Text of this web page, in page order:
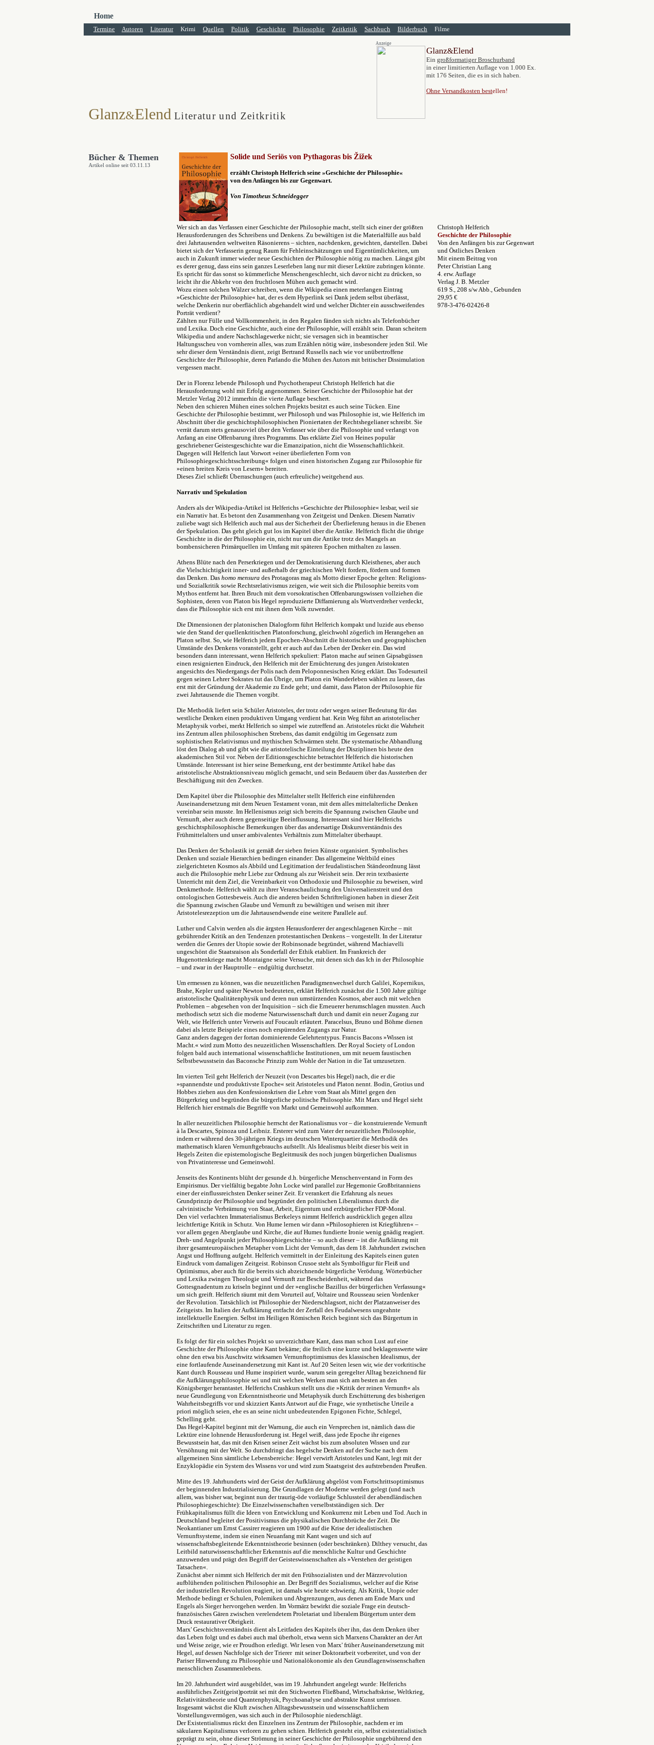
Home
Termine Autoren Literatur Krimi Quellen Politik Geschichte Philosophie Zeitkritik Sachbuch Bilderbuch Filme
Glanz&Elend Literatur und Zeitkritik
Anzeige
Glanz&Elend
Ein großformatiger Broschurband
in einer limitierten Auflage von 1.000 Ex.
mit 176 Seiten, die es in sich haben.
Ohne Versandkosten bestellen!
Bücher & Themen
Artikel online seit 03.11.13
Solide und Seriös von Pythagoras bis Žižek
erzählt Christoph Helferich seine »Geschichte der Philosophie«
von den Anfängen bis zur Gegenwart.
Von Timotheus Schneidegger
Wer sich an das Verfassen einer Geschichte der Philosophie macht, stellt sich einer der größten
Herausforderungen des Schreibens und Denkens. Zu bewältigen ist die Materialfülle aus bald
drei Jahrtausenden weltweiten Räsonierens – sichten, nachdenken, gewichten, darstellen. Dabei
bietet sich der Verfasserin genug Raum für Fehleinschätzungen und Eigentümlichkeiten, um
auch in Zukunft immer wieder neue Geschichten der Philosophie nötig zu machen. Längst gibt
es derer genug, dass eins sein ganzes Leserleben lang nur mit dieser Lektüre zubringen könnte.
Es spricht für das sonst so kümmerliche Menschengeschlecht, sich davor nicht zu drücken, so
leicht ihr die Abkehr von den fruchtlosen Mühen auch gemacht wird.
Wozu einen solchen Wälzer schreiben, wenn die Wikipedia einen meterlangen Eintrag
»Geschichte der Philosophie« hat, der es dem Hyperlink sei Dank jedem selbst überlässt,
welche Denkerin nur oberflächlich abgehandelt wird und welcher Dichter ein ausschweifendes
Porträt verdient?
Zählten nur Fülle und Vollkommenheit, in den Regalen fänden sich nichts als Telefonbücher
und Lexika. Doch eine Geschichte, auch eine der Philosophie, will erzählt sein. Daran scheitern
Wikipedia und andere Nachschlagewerke nicht; sie versagen sich in beamtischer
Haltungsscheu von vornherein alles, was zum Erzählen nötig wäre, insbesondere jeden Stil. Wie
sehr dieser dem Verständnis dient, zeigt Bertrand Russells nach wie vor unübertroffene
Geschichte der Philosophie, deren Parlando die Mühen des Autors mit britischer Dissimulation
vergessen macht.
Der in Florenz lebende Philosoph und Psychotherapeut Christoph Helferich hat die
Herausforderung wohl mit Erfolg angenommen. Seiner Geschichte der Philosophie hat der
Metzler Verlag 2012 immerhin die vierte Auflage beschert.
Neben den schieren Mühen eines solchen Projekts besitzt es auch seine Tücken. Eine
Geschichte der Philosophie bestimmt, wer Philosoph und was Philosophie ist, wie Helferich im
Abschnitt über die geschichtsphilosophischen Pioniertaten der Rechtshegelianer schreibt. Sie
verrät darum stets genausoviel über den Verfasser wie über die Philosophie und verlangt von
Anfang an eine Offenbarung ihres Programms. Das erklärte Ziel von Heines populär
geschriebener Geistesgeschichte war die Emanzipation, nicht die Wissenschaftlichkeit.
Dagegen will Helferich laut Vorwort »einer überlieferten Form von
Philosophiegeschichtsschreibung« folgen und einen historischen Zugang zur Philosophie für
»einen breiten Kreis von Lesern« bereiten.
Dieses Ziel schließt Überraschungen (auch erfreuliche) weitgehend aus.
Narrativ und Spekulation
Anders als der Wikipedia-Artikel ist Helferichs »Geschichte der Philosophie« lesbar, weil sie
ein Narrativ hat. Es betont den Zusammenhang von Zeitgeist und Denken. Diesem Narrativ
zuliebe wagt sich Helferich auch mal aus der Sicherheit der Überlieferung heraus in die Ebenen
der Spekulation. Das geht gleich gut los im Kapitel über die Antike. Helferich flicht die übrige
Geschichte in die der Philosophie ein, nicht nur um die Antike trotz des Mangels an
bombensicheren Primärquellen im Umfang mit späteren Epochen mithalten zu lassen.
Athens Blüte nach den Perserkriegen und der Demokratisierung durch Kleisthenes, aber auch
die Vielschichtigkeit inner- und außerhalb der griechischen Welt fordern, fördern und formen
das Denken. Das homo mensura des Protagoras mag als Motto dieser Epoche gelten: Religions-
und Sozialkritik sowie Rechtsrelativismus zeigen, wie weit sich die Philosophie bereits vom
Mythos entfernt hat. Ihren Bruch mit dem vorsokratischen Offenbarungswissen vollziehen die
Sophisten, deren von Platon bis Hegel reproduzierte Diffamierung als Wortverdreher verdeckt,
dass die Philosophie sich erst mit ihnen dem Volk zuwendet.
Die Dimensionen der platonischen Dialogform führt Helferich kompakt und luzide aus ebenso
wie den Stand der quellenkritischen Platonforschung, gleichwohl zögerlich im Herangehen an
Platon selbst. So, wie Helferich jedem Epochen-Abschnitt die historischen und geographischen
Umstände des Denkens voranstellt, geht er auch auf das Leben der Denker ein. Das wird
besonders dann interessant, wenn Helferich spekuliert: Platon mache auf seinen Gipsabgüssen
einen resignierten Eindruck, den Helferich mit der Ernüchterung des jungen Aristokraten
angesichts des Niedergangs der Polis nach dem Peloponnesischen Krieg erklärt. Das Todesurteil
gegen seinen Lehrer Sokrates tut das Übrige, um Platon ein Wanderleben wählen zu lassen, das
erst mit der Gründung der Akademie zu Ende geht; und damit, dass Platon der Philosophie für
zwei Jahrtausende die Themen vorgibt.
Die Methodik liefert sein Schüler Aristoteles, der trotz oder wegen seiner Bedeutung für das
westliche Denken einen produktiven Umgang verdient hat. Kein Weg führt an aristotelischer
Metaphysik vorbei, merkt Helferich so simpel wie zutreffend an. Aristoteles rückt die Wahrheit
ins Zentrum allen philosophischen Strebens, das damit endgültig im Gegensatz zum
sophistischen Relativismus und mythischen Schwärmen steht. Die systematische Abhandlung
löst den Dialog ab und gibt wie die aristotelische Einteilung der Disziplinen bis heute den
akademischen Stil vor. Neben der Editionsgeschichte betrachtet Helferich die historischen
Umstände. Interessant ist hier seine Bemerkung, erst der bestimmte Artikel habe das
aristotelische Abstraktionsniveau möglich gemacht, und sein Bedauern über das Aussterben der
Beschäftigung mit den Zwecken.
Dem Kapitel über die Philosophie des Mittelalter stellt Helferich eine einführenden
Auseinandersetzung mit dem Neuen Testament voran, mit dem alles mittelalterliche Denken
vereinbar sein musste. Im Hellenismus zeigt sich bereits die Spannung zwischen Glaube und
Vernunft, aber auch deren gegenseitige Beeinflussung. Interessant sind hier Helferichs
geschichtsphilosophische Bemerkungen über das andersartige Diskursverständnis des
Frühmittelalters und unser ambivalentes Verhältnis zum Mittelalter überhaupt.
Das Denken der Scholastik ist gemäß der sieben freien Künste organisiert. Symbolisches
Denken und soziale Hierarchien bedingen einander: Das allgemeine Weltbild eines
zielgerichteten Kosmos als Abbild und Legitimation der feudalistischen Ständeordnung lässt
auch die Philosophie mehr Liebe zur Ordnung als zur Weisheit sein. Der rein textbasierte
Unterricht mit dem Ziel, die Vereinbarkeit von Orthodoxie und Philosophie zu beweisen, wird
Denkmethode. Helferich wählt zu ihrer Veranschaulichung den Universalienstreit und den
ontologischen Gottesbeweis. Auch die anderen beiden Schriftreligionen haben in dieser Zeit
die Spannung zwischen Glaube und Vernunft zu bewältigen und weisen mit ihrer
Aristotelesrezeption um die Jahrtausendwende eine weitere Parallele auf.
Luther und Calvin werden als die ärgsten Herausforderer der angeschlagenen Kirche – mit
gebührender Kritik an den Tendenzen protestantischen Denkens – vorgestellt. In der Literatur
werden die Genres der Utopie sowie der Robinsonade begründet, während Machiavelli
ungeschönt die Staatsraison als Sonderfall der Ethik etabliert. Im Frankreich der
Hugenottenkriege macht Montaigne seine Versuche, mit denen sich das Ich in der Philosophie
– und zwar in der Hauptrolle – endgültig durchsetzt.
Um ermessen zu können, was die neuzeitlichen Paradigmenwechsel durch Galilei, Kopernikus,
Brahe, Kepler und später Newton bedeuteten, erklärt Helferich zunächst die 1.500 Jahre gültige
aristotelische Qualitätenphysik und deren nun umstürzenden Kosmos, aber auch mit welchen
Problemen – abgesehen von der Inquisition – sich die Erneuerer herumschlagen mussten. Auch
methodisch setzt sich die moderne Naturwissenschaft durch und damit ein neuer Zugang zur
Welt, wie Helferich unter Verweis auf Foucault erläutert. Paracelsus, Bruno und Böhme dienen
dabei als letzte Beispiele eines noch erspürenden Zugangs zur Natur.
Ganz anders dagegen der fortan dominierende Gelehrtentypus. Francis Bacons »Wissen ist
Macht.« wird zum Motto des neuzeitlichen Wissenschaftlers. Der Royal Society of London
folgen bald auch international wissenschaftliche Institutionen, um mit neuem faustischen
Selbstbewusstsein das Baconsche Prinzip zum Wohle der Nation in die Tat umzusetzen.
Im vierten Teil geht Helferich der Neuzeit (von Descartes bis Hegel) nach, die er die
»spannendste und produktivste Epoche« seit Aristoteles und Platon nennt. Bodin, Grotius und
Hobbes ziehen aus den Konfessionskrisen die Lehre vom Staat als Mittel gegen den
Bürgerkrieg und begründen die bürgerliche politische Philosophie. Mit Marx und Hegel sieht
Helferich hier erstmals die Begriffe von Markt und Gemeinwohl aufkommen.
In aller neuzeitlichen Philosophie herrscht der Rationalismus vor – die konstruierende Vernunft
à la Descartes, Spinoza und Leibniz. Ersterer wird zum Vater der neuzeitlichen Philosophie,
indem er während des 30-jährigen Kriegs im deutschen Winterquartier die Methodik des
mathematisch klaren Vernunftgebrauchs aufstellt. Als Idealismus bleibt dieser bis weit in
Hegels Zeiten die epistemologische Begleitmusik des noch jungen bürgerlichen Dualismus
von Privatinteresse und Gemeinwohl.
Jenseits des Kontinents blüht der gesunde d.h. bürgerliche Menschenverstand in Form des
Empirismus. Der vielfältig begabte John Locke wird parallel zur Hegemonie Großbritanniens
einer der einflussreichsten Denker seiner Zeit. Er verankert die Erfahrung als neues
Grundprinzip der Philosophie und begründet den politischen Liberalismus durch die
calvinistische Verbrämung von Staat, Arbeit, Eigentum und erzbürgerlicher FDP-Moral.
Den viel verlachten Immaterialismus Berkeleys nimmt Helferich ausdrücklich gegen allzu
leichtfertige Kritik in Schutz. Von Hume lernen wir dann »Philosophieren ist Kriegführen« –
vor allem gegen Aberglaube und Kirche, die auf Humes fundierte Ironie wenig gnädig reagiert.
Dreh- und Angelpunkt jeder Philosophiegeschichte – so auch dieser – ist die Aufklärung mit
ihrer gesamteuropäischen Metapher vom Licht der Vernunft, das dem 18. Jahrhundert zwischen
Angst und Hoffnung aufgeht. Helferich vermittelt in der Einleitung des Kapitels einen guten
Eindruck vom damaligen Zeitgeist. Robinson Crusoe steht als Symbolfigur für Fleiß und
Optimismus, aber auch für die bereits sich abzeichnende bürgerliche Verödung. Wörterbücher
und Lexika zwingen Theologie und Vernunft zur Bescheidenheit, während das
Gottesgnadentum zu kriseln beginnt und der »englische Bazillus der bürgerlichen Verfassung«
um sich greift. Helferich räumt mit dem Vorurteil auf, Voltaire und Rousseau seien Vordenker
der Revolution. Tatsächlich ist Philosophie der Niederschlagsort, nicht der Platzanweiser des
Zeitgeists. Im Italien der Aufklärung entfacht der Zerfall des Feudalwesens ungeahnte
intellektuelle Energien. Selbst im Heiligen Römischen Reich beginnt sich das Bürgertum in
Zeitschriften und Literatur zu regen.
Es folgt der für ein solches Projekt so unverzichtbare Kant, dass man schon Lust auf eine
Geschichte der Philosophie ohne Kant bekäme; die freilich eine kurze und beklagenswerte wäre
ohne den etwa bis Auschwitz wirksamen Vernunftoptimismus des klassischen Idealismus, der
eine fortlaufende Auseinandersetzung mit Kant ist. Auf 20 Seiten lesen wir, wie der vorkritische
Kant durch Rousseau und Hume inspiriert wurde, warum sein geregelter Alltag bezeichnend für
die Aufklärungsphilosophie sei und mit welchen Werken man sich am besten an den
Königsberger herantastet. Helferichs Crashkurs stellt uns die »Kritik der reinen Vernunft« als
neue Grundlegung von Erkenntnistheorie und Metaphysik durch Erschütterung des bisherigen
Wahrheitsbegriffs vor und skizziert Kants Antwort auf die Frage, wie synthetische Urteile a
priori möglich seien, ehe es an seine nicht unbedeutenden Epigonen Fichte, Schlegel,
Schelling geht.
Das Hegel-Kapitel beginnt mit der Warnung, die auch ein Versprechen ist, nämlich dass die
Lektüre eine lohnende Herausforderung ist. Hegel weiß, dass jede Epoche ihr eigenes
Bewusstsein hat, das mit den Krisen seiner Zeit wächst bis zum absoluten Wissen und zur
Versöhnung mit der Welt. So durchdringt das hegelsche Denken auf der Suche nach dem
allgemeinen Sinn sämtliche Lebensbereiche: Hegel verwirft Aristoteles und Kant, legt mit der
Enzyklopädie ein System des Wissens vor und wird zum Staatsgeist des aufstrebenden Preußen.
Mitte des 19. Jahrhunderts wird der Geist der Aufklärung abgelöst vom Fortschrittsoptimismus
der beginnenden Industrialisierung. Die Grundlagen der Moderne werden gelegt (und nach
allem, was bisher war, beginnt nun der traurig-öde vorläufige Schlussteil der abendländischen
Philosophiegeschichte): Die Einzelwissenschaften verselbstständigen sich. Der
Frühkapitalismus füllt die Ideen von Entwicklung und Konkurrenz mit Leben und Tod. Auch in
Deutschland begleitet der Positivismus die physikalischen Durchbrüche der Zeit. Die
Neokantianer um Ernst Cassirer reagieren um 1900 auf die Krise der idealistischen
Vernunftsysteme, indem sie einen Neuanfang mit Kant wagen und sich auf
wissenschaftsbegleitende Erkenntnistheorie besinnen (oder beschränken). Dilthey versucht, das
Leitbild naturwissenschaftlicher Erkenntnis auf die menschliche Kultur und Geschichte
anzuwenden und prägt den Begriff der Geisteswissenschaften als »Verstehen der geistigen
Tatsachen«.
Zunächst aber nimmt sich Helferich der mit den Frühsozialisten und der Märzrevolution
aufblühenden politischen Philosophie an. Der Begriff des Sozialismus, welcher auf die Krise
der industriellen Revolution reagiert, ist damals wie heute schwierig. Als Kritik, Utopie oder
Methode bedingt er Schulen, Polemiken und Abgrenzungen, aus denen am Ende Marx und
Engels als Sieger hervorgehen werden. Im Vormärz bewirkt die soziale Frage ein deutsch-
französisches Gären zwischen verelendetem Proletariat und liberalem Bürgertum unter dem
Druck restaurativer Obrigkeit.
Marx' Geschichtsverständnis dient als Leitfaden des Kapitels über ihn, das dem Denken über
das Leben folgt und es dabei auch mal überholt, etwa wenn sich Marxens Charakter an der Art
und Weise zeige, wie er Proudhon erledigt. Wir lesen von Marx' früher Auseinandersetzung mit
Hegel, auf dessen Nachfolge sich der Trierer mit seiner Doktorarbeit vorbereitet, und von der
Pariser Hinwendung zu Philosophie und Nationalökonomie als den Grundlagenwissenschaften
menschlichen Zusammenlebens.
Im 20. Jahrhundert wird ausgebildet, was im 19. Jahrhundert angelegt wurde: Helferichs
ausführliches Zeit(geist)porträt sei mit den Stichworten Fließband, Wirtschaftskrise, Weltkrieg,
Relativitätstheorie und Quantenphysik, Psychoanalyse und abstrakte Kunst umrissen.
Insgesamt wächst die Kluft zwischen Alltagsbewusstsein und wissenschaftlichem
Vorstellungsvermögen, was sich auch in der Philosophie niederschlägt.
Der Existentialismus rückt den Einzelnen ins Zentrum der Philosophie, nachdem er im
säkularen Kapitalismus verloren zu gehen schien. Helferich gesteht ein, selbst existentialistisch
geprägt zu sein, ohne dieser Strömung in seiner Geschichte der Philosophie ungebührend den
Christoph Helferich
Geschichte der Philosophie
Von den Anfängen bis zur Gegenwart
und Östliches Denken
Mit einem Beitrag von
Peter Christian Lang
4. erw. Auflage
Verlag J. B. Metzler
619 S., 208 s/w Abb., Gebunden
29,95 €
978-3-476-02426-8